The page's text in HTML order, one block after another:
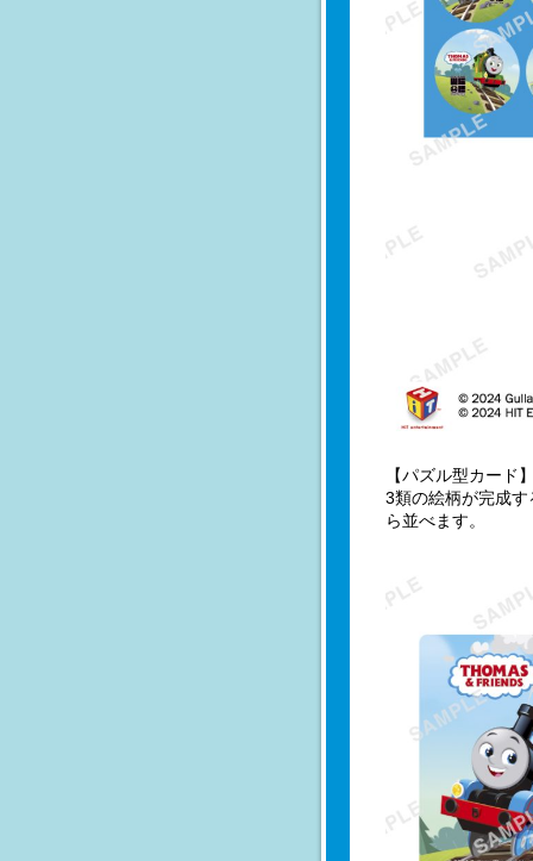
【パズル型カード
3類の絵柄が完成
ら並べます。